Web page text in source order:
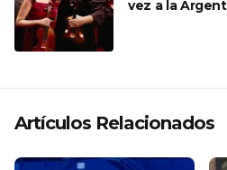
vez a la
Artículos Relacionados